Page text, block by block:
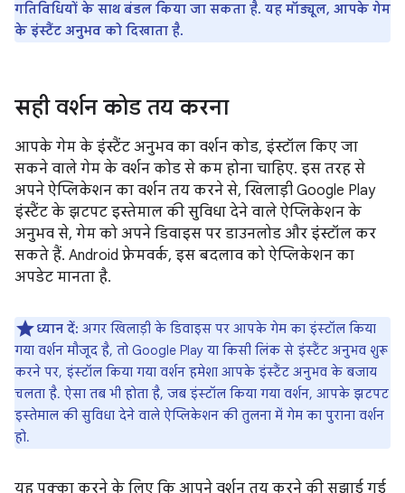
गतिविधियों के साथ बंडल किया जा सकता है. यह मॉड्यूल, आपके गेम
के इंस्टैंट अनुभव को दिखाता है.
सही वर्शन कोड तय करना
आपके गेम के इंस्टैंट अनुभव का वर्शन कोड, इंस्टॉल किए जा
सकने वाले गेम के वर्शन कोड से कम होना चाहिए. इस तरह से
अपने ऐप्लिकेशन का वर्शन तय करने से, खिलाड़ी Google Play
इंस्टैंट के झटपट इस्तेमाल की सुविधा देने वाले ऐप्लिकेशन के
अनुभव से, गेम को अपने डिवाइस पर डाउनलोड और इंस्टॉल कर
सकते हैं. Android फ़्रेमवर्क, इस बदलाव को ऐप्लिकेशन का
अपडेट मानता है.
ध्यान दें: अगर खिलाड़ी के डिवाइस पर आपके गेम का इंस्टॉल किया
गया वर्शन मौजूद है, तो Google Play या किसी लिंक से इंस्टैंट अनुभव शुरू
करने पर, इंस्टॉल किया गया वर्शन हमेशा आपके इंस्टैंट अनुभव के बजाय
चलता है. ऐसा तब भी होता है, जब इंस्टॉल किया गया वर्शन, आपके झटपट
इस्तेमाल की सुविधा देने वाले ऐप्लिकेशन की तुलना में गेम का पुराना वर्शन
हो.
यह पक्का करने के लिए कि आपने वर्शन तय करने की सुझाई गई